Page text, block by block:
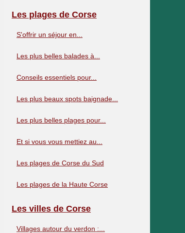
Les plages de Corse
S'offrir un séjour en...
Les plus belles balades à...
Conseils essentiels pour...
Les plus beaux spots baignade...
Les plus belles plages pour...
Et si vous vous mettiez au...
Les plages de Corse du Sud
Les plages de la Haute Corse
Les villes de Corse
Villages autour du verdon :...